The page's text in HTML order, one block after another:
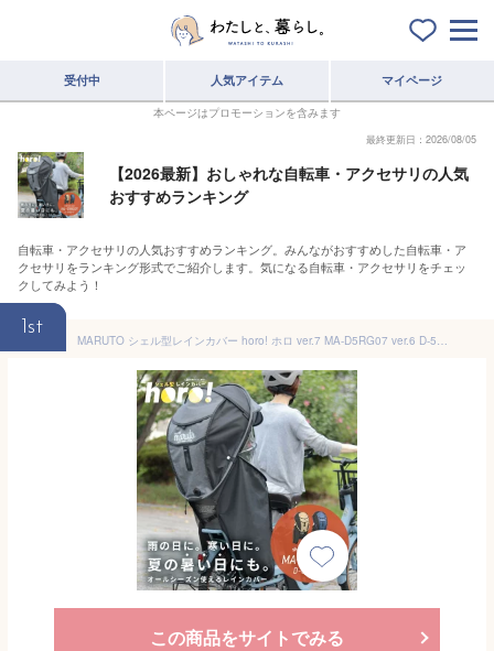
受付中 人気アイテム マイページ
本ページはプロモーションを含みます
最終更新日：2026/08/05
【2026最新】おしゃれな自転車・アクセサリの人気
おすすめランキング
自転車・アクセサリの人気おすすめランキング。みんながおすすめした自転車・ア
クセサリをランキング形式でご紹介します。気になる自転車・アクセサリをチェッ
クしてみよう！
1st
MARUTO シェル型レインカバー horo! ホロ ver.7 MA-D5RG07 ver.6 D-5RG6-O horo6 horo7 大久保製作所 自転車 リヤ チャイルドシート用 Gスタイル サンシェード 日除け 紫外線 直射日光 日よけ 雨よけ 風よけ 防寒 後用 梅雨 夏 オールシーズン対応 後ろ子供乗せ用
この商品をサイトでみる